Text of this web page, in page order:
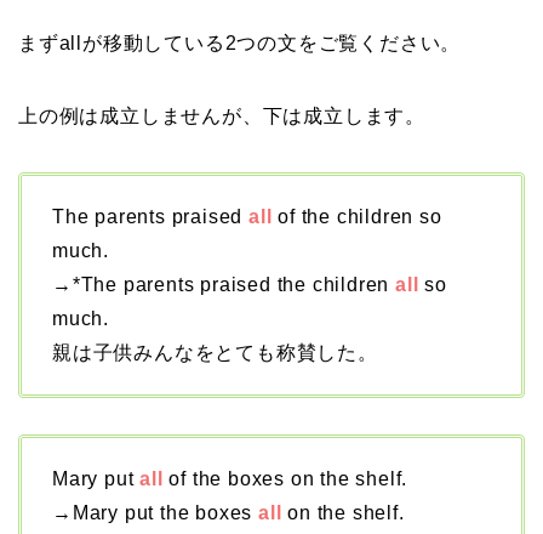
まずallが移動している2つの文をご覧ください。
上の例は成立しませんが、下は成立します。
The parents praised all
of the children so
much.
→*The parents praised the children all
so
much.
親は子供みんなをとても称賛した。
Mary putall
of the boxes on the shelf.
→Mary put the boxes all
on the shelf.